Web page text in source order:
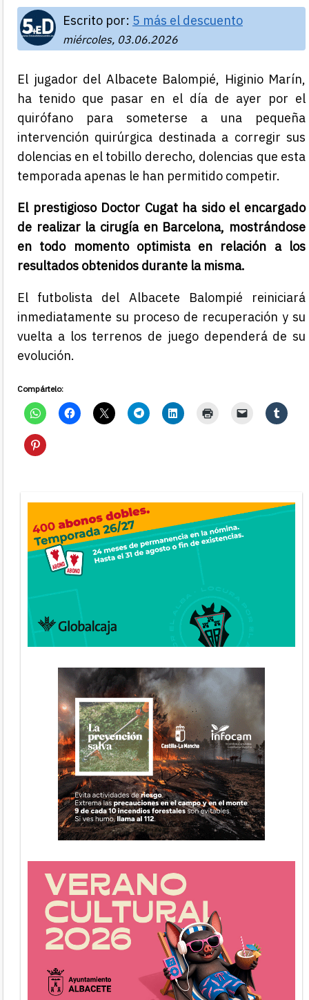
Escrito por: 5 más el descuento
miércoles, 03.06.2026
El jugador del Albacete Balompié, Higinio Marín,
ha tenido que pasar en el día de ayer por el
quirófano para someterse a una pequeña
intervención quirúrgica destinada a corregir sus
dolencias en el tobillo derecho, dolencias que esta
temporada apenas le han permitido competir.
El prestigioso Doctor Cugat ha sido el encargado
de realizar la cirugía en Barcelona, mostrándose
en todo momento optimista en relación a los
resultados obtenidos durante la misma.
El futbolista del Albacete Balompié reiniciará
inmediatamente su proceso de recuperación y su
vuelta a los terrenos de juego dependerá de su
evolución.
Compártelo: